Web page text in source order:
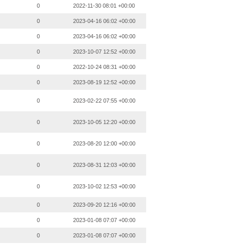
0
2022-11-30 08:01 +00:00
0
2023-04-16 06:02 +00:00
0
2023-04-16 06:02 +00:00
0
2023-10-07 12:52 +00:00
0
2022-10-24 08:31 +00:00
0
2023-08-19 12:52 +00:00
0 2023-02-22 07:55 +00:00
0 2023-10-05 12:20 +00:00
0 2023-08-20 12:00 +00:00
0 2023-08-31 12:03 +00:00
0 2023-10-02 12:53 +00:00
0
2023-09-20 12:16 +00:00
0
2023-01-08 07:07 +00:00
0
2023-01-08 07:07 +00:00